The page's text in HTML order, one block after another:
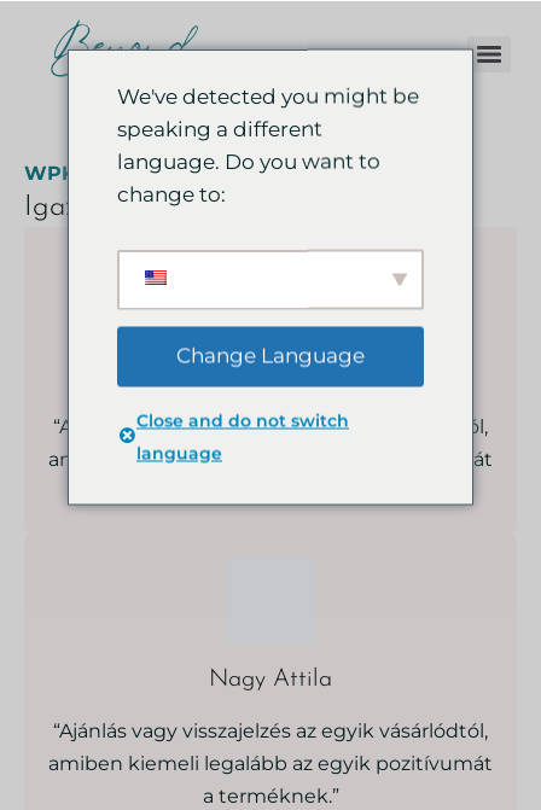
WPKurzus UI Drótváz Csomag
Igazi értékelések, igazi visszajelzések
Nagy Attila
“Ajánlás vagy visszajelzés az egyik vásárlódtól,
amiben kiemeli legalább az egyik pozitívumát
Nagy Attila
“Ajánlás vagy visszajelzés az egyik vásárlódtól,
amiben kiemeli legalább az egyik pozitívumát
a terméknek.”
We've detected you might be
speaking a different
language. Do you want to
change to:
Change Language
Close and do not switch
language